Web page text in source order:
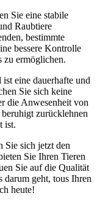
Sie eine stabile
Raubtiere
bestimmte
bessere Kontrolle
zu ermöglichen.
eine dauerhafte und
Sie sich keine
die Anwesenheit von
zurücklehnen
ist.
Sie sich jetzt den
Sie Ihren Tieren
Sie auf die Qualität
geht, tous Ihren
heute!